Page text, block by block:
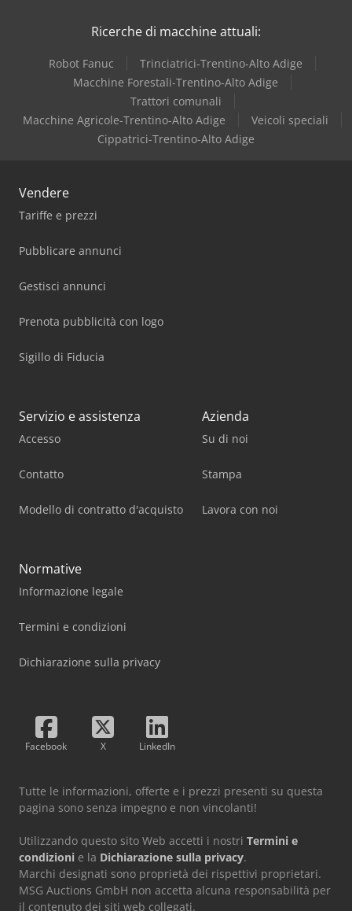
Ricerche di macchine attuali:
Robot Fanuc
Trinciatrici-Trentino-Alto Adige
Macchine Forestali-Trentino-Alto Adige
Trattori comunali
Macchine Agricole-Trentino-Alto Adige
Veicoli speciali
Cippatrici-Trentino-Alto Adige
Vendere
Tariffe e prezzi
Pubblicare annunci
Gestisci annunci
Prenota pubblicità con logo
Sigillo di Fiducia
Servizio e assistenza
Accesso
Contatto
Modello di contratto d'acquisto
Azienda
Su di noi
Stampa
Lavora con noi
Normative
Informazione legale
Termini e condizioni
Dichiarazione sulla privacy
Facebook X LinkedIn
Tutte le informazioni, offerte e i prezzi presenti su questa
pagina sono senza impegno e non vincolanti!
Utilizzando questo sito Web accetti i nostri Termini e
condizioni e la Dichiarazione sulla privacy.
Marchi designati sono proprietà dei rispettivi proprietari.
MSG Auctions GmbH non accetta alcuna responsabilità per
il contenuto dei siti web collegati.